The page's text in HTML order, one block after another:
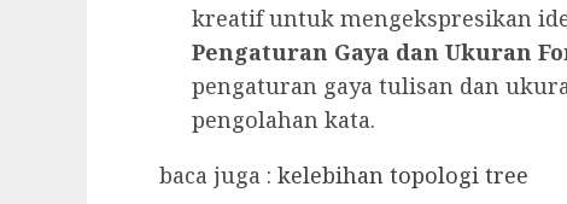
kreatif untuk mengekspresikan
Pengaturan Gaya dan Ukuran
pengaturan gaya tulisan dan
pengolahan kata.
baca juga : kelebihan topologi tree